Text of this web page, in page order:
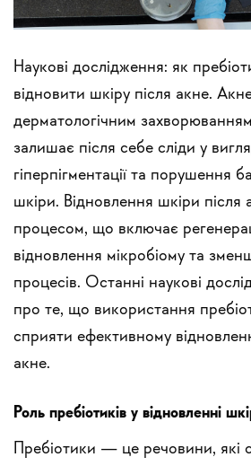
Наукові дослідження: як
відновити шкіру після акне.
дерматологічним
залишає після себе сліди у
гіперпігментації та порушення
шкіри. Відновлення шкіри після
процесом, що включає
відновлення мікробіому та
процесів. Останні наукові
про те, що використання
сприяти ефективному
акне.
Роль пребіотиків у відновленні
Пребіотики — це речовини, які